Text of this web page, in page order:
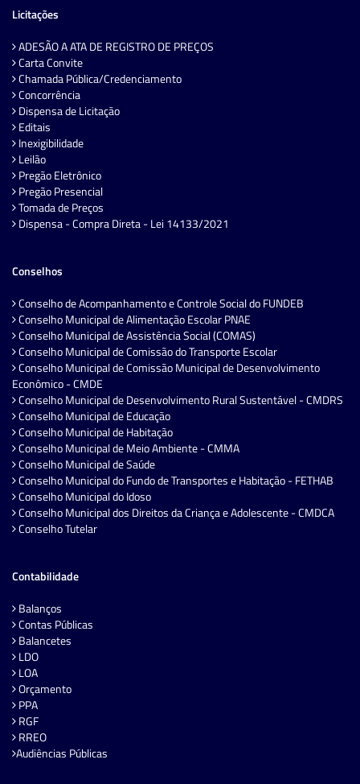
Licitações
ADESÃO A ATA DE REGISTRO DE PREÇOS
Carta Convite
Chamada Pública/Credenciamento
Concorrência
Dispensa de Licitação
Editais
Inexigibilidade
Leilão
Pregão Eletrônico
Pregão Presencial
Tomada de Preços
Dispensa - Compra Direta - Lei 14133/2021
Conselhos
Conselho de Acompanhamento e Controle Social do FUNDEB
Conselho Municipal de Alimentação Escolar PNAE
Conselho Municipal de Assistência Social (COMAS)
Conselho Municipal de Comissão do Transporte Escolar
Conselho Municipal de Comissão Municipal de Desenvolvimento
Econômico - CMDE
Conselho Municipal de Desenvolvimento Rural Sustentável - CMDRS
Conselho Municipal de Educação
Conselho Municipal de Habitação
Conselho Municipal de Meio Ambiente - CMMA
Conselho Municipal de Saúde
Conselho Municipal do Fundo de Transportes e Habitação - FETHAB
Conselho Municipal do Idoso
Conselho Municipal dos Direitos da Criança e Adolescente - CMDCA
Conselho Tutelar
Contabilidade
Balanços
Contas Públicas
Balancetes
LDO
LOA
Orçamento
PPA
RGF
RREO
Audiências Públicas